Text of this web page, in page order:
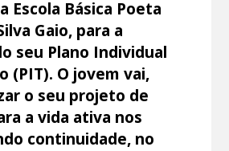
Escola Básica Poeta
Gaio, para a
seu Plano Individual
(PIT). O jovem vai,
o seu projeto de
a vida ativa nos
continuidade, no